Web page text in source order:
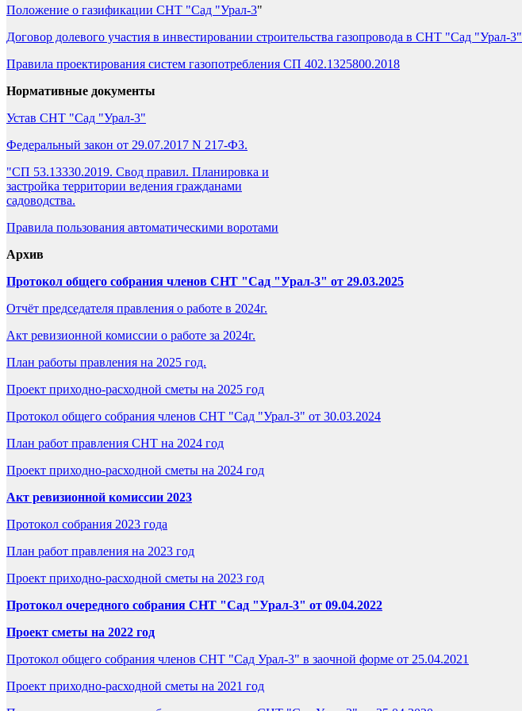
Положение о газификации СНТ "Сад "Урал-3"
Договор долевого участия в инвестировании строительства газопровода в СНТ "Сад "Урал-3"
Правила проектирования систем газопотребления СП 402.1325800.2018
Нормативные документы
Устав СНТ "Сад "Урал-3"
Федеральный закон от 29.07.2017 N 217-ФЗ.
"СП 53.13330.2019. Свод правил. Планировка и
застройка территории ведения гражданами
садоводства.
Правила пользования автоматическими воротами
Архив
Протокол общего собрания членов СНТ "Сад "Урал-3" от 29.03.2025
Отчёт председателя правления о работе в 2024г.
Акт ревизионной комиссии о работе за 2024г.
План работы правления на 2025 год.
Проект приходно-расходной сметы на 2025 год
Протокол общего собрания членов СНТ "Сад "Урал-3" от 30.03.2024
План работ правления СНТ на 2024 год
Проект приходно-расходной сметы на 2024 год
Акт ревизионной комиссии 2023
Протокол собрания 2023 года
План работ правления на 2023 год
Проект приходно-расходной сметы на 2023 год
Протокол очередного собрания СНТ "Сад "Урал-3" от 09.04.2022
Проект сметы на 2022 год
Протокол общего собрания членов СНТ "Сад Урал-3" в заочной форме от 25.04.2021
Проект приходно-расходной сметы на 2021 год